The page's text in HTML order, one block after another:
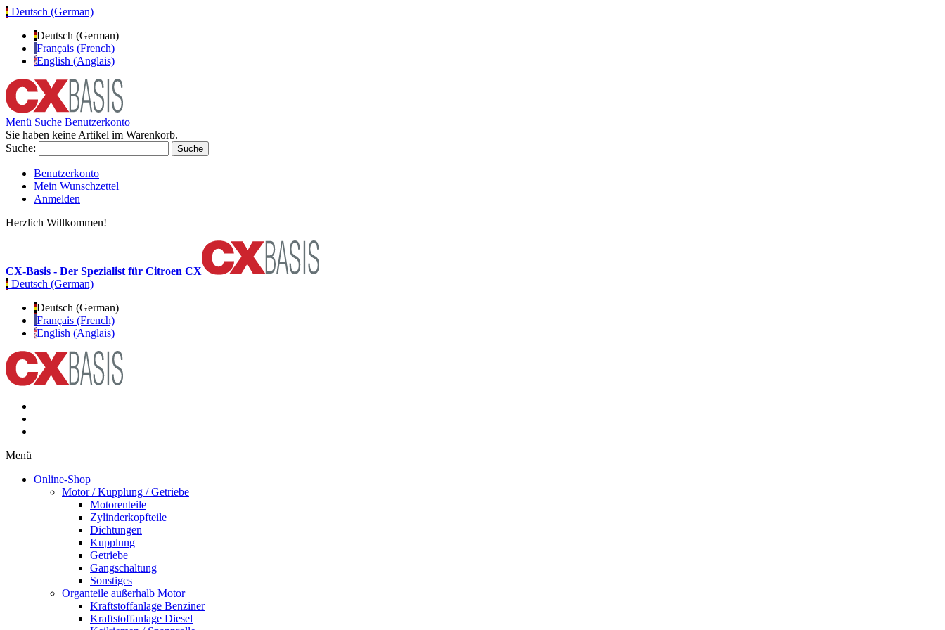
Deutsch (German)
Deutsch (German)
Français (French)
English (Anglais)
Menü Suche Benutzerkonto
Sie haben keine Artikel im Warenkorb.
Suche:
Suche
Benutzerkonto
Mein Wunschzettel
Anmelden
Herzlich Willkommen!
CX-Basis - Der Spezialist für Citroen CX
Deutsch (German)
Deutsch (German)
Français (French)
English (Anglais)
Menü
Online-Shop
Motor / Kupplung / Getriebe
Motorenteile
Zylinderkopfteile
Dichtungen
Kupplung
Getriebe
Gangschaltung
Sonstiges
Organteile außerhalb Motor
Kraftstoffanlage Benziner
Kraftstoffanlage Diesel